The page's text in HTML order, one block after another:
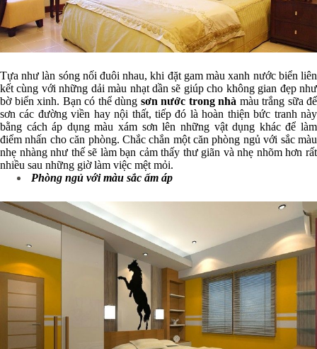
Tựa như làn sóng nối đuôi nhau, khi đặt gam màu xanh nước biển liên
kết cùng với những dải màu nhạt dần sẽ giúp cho không gian đẹp như
bờ biển xinh. Bạn có thể dùng sơn nước trong nhà màu trắng sữa để
sơn các đường viền hay nội thất, tiếp đó là hoàn thiện bức tranh này
bằng cách áp dụng màu xám sơn lên những vật dụng khác để làm
điểm nhấn cho căn phòng. Chắc chắn một căn phòng ngủ với sắc màu
nhẹ nhàng như thế sẽ làm bạn cảm thấy thư giãn và nhẹ nhõm hơn rất
nhiều sau những giờ làm việc mệt mỏi.
Phòng ngủ với màu sắc ấm áp